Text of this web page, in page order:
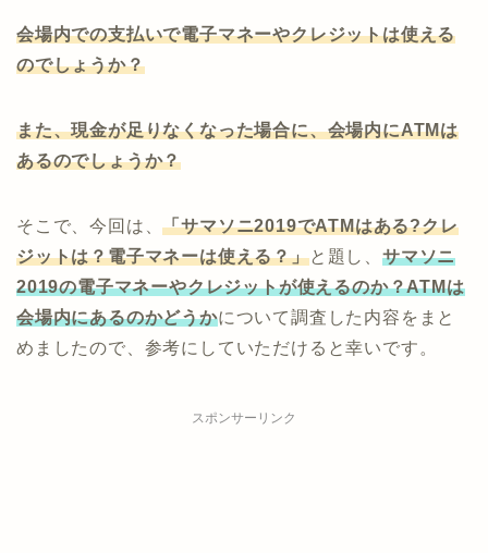
会場内での支払いで電子マネーやクレジットは使える
のでしょうか？
また、現金が足りなくなった場合に、会場内にATMは
あるのでしょうか？
そこで、今回は、「サマソニ2019でATMはある?クレ
ジットは？電子マネーは使える？」と題し、サマソニ
2019の電子マネーやクレジットが使えるのか？ATMは
会場内にあるのかどうかについて調査した内容をまと
めましたので、参考にしていただけると幸いです。
スポンサーリンク